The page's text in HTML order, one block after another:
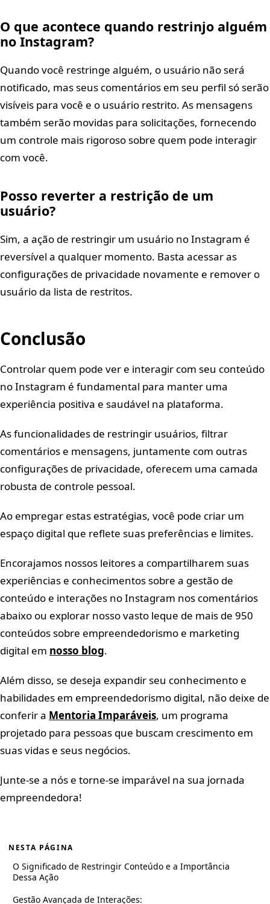
O que acontece quando restrinjo alguém
no Instagram?
Quando você restringe alguém, o usuário não será
notificado, mas seus comentários em seu perfil só serão
visíveis para você e o usuário restrito. As mensagens
também serão movidas para solicitações, fornecendo
um controle mais rigoroso sobre quem pode interagir
com você.
Posso reverter a restrição de um
usuário?
Sim, a ação de restringir um usuário no Instagram é
reversível a qualquer momento. Basta acessar as
configurações de privacidade novamente e remover o
usuário da lista de restritos.
Conclusão
Controlar quem pode ver e interagir com seu conteúdo
no Instagram é fundamental para manter uma
experiência positiva e saudável na plataforma.
As funcionalidades de restringir usuários, filtrar
comentários e mensagens, juntamente com outras
configurações de privacidade, oferecem uma camada
robusta de controle pessoal.
Ao empregar estas estratégias, você pode criar um
espaço digital que reflete suas preferências e limites.
Encorajamos nossos leitores a compartilharem suas
experiências e conhecimentos sobre a gestão de
conteúdo e interações no Instagram nos comentários
abaixo ou explorar nosso vasto leque de mais de 950
conteúdos sobre empreendedorismo e marketing
digital em nosso blog.
Além disso, se deseja expandir seu conhecimento e
habilidades em empreendedorismo digital, não deixe de
conferir a Mentoria Imparáveis, um programa
projetado para pessoas que buscam crescimento em
suas vidas e seus negócios.
Junte-se a nós e torne-se imparável na sua jornada
empreendedora!
NESTA PÁGINA
O Significado de Restringir Conteúdo e a Importância
Dessa Ação
Gestão Avançada de Interações: